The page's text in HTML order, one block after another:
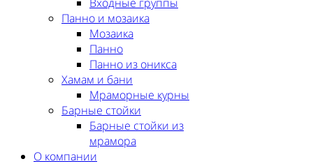
Панно и мозаика
Мозаика
Панно
Панно из оникса
Хамам и бани
Мраморные курны
Барные стойки
Барные стойки из
мрамора
О компании